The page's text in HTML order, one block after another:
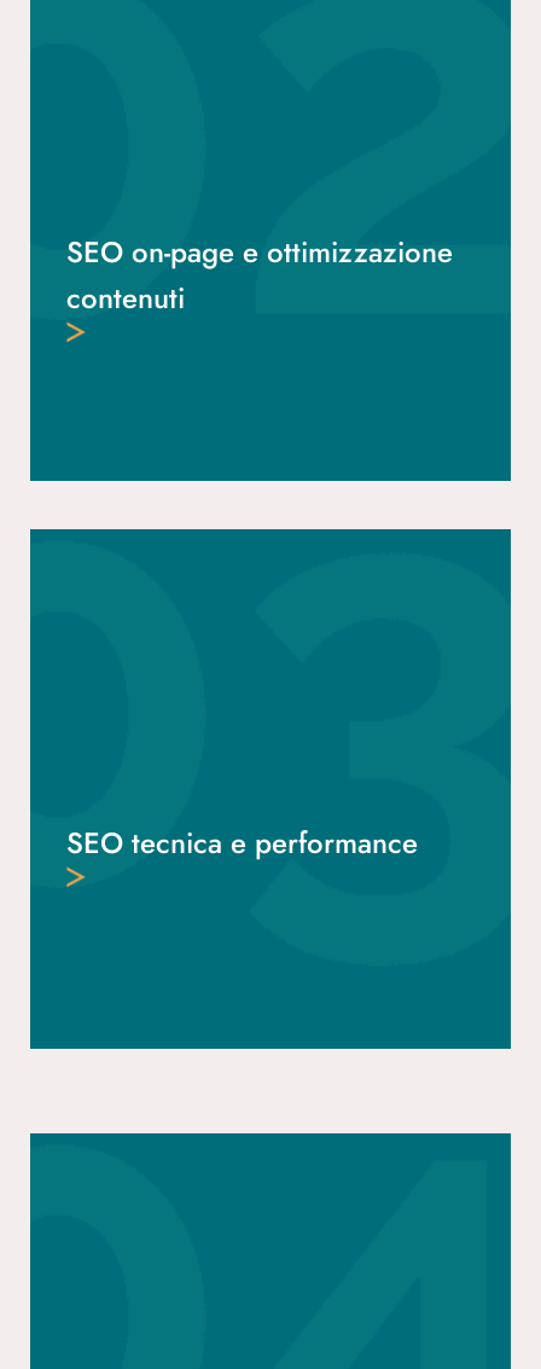
SEO on-page e ottimizzazione
contenuti
SEO tecnica e performance